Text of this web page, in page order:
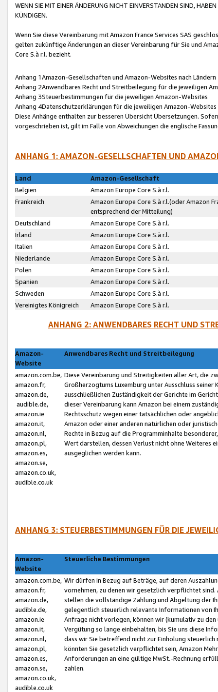
WENN SIE MIT EINER ÄNDERUNG NICHT EINVERSTANDEN SIND,
KÜNDIGEN.
Wenn Sie diese Vereinbarung mit Amazon France Services SAS
gelten zukünftige Änderungen an dieser Vereinbarung für Sie und
Core S.à r.l. bezieht.
Anhang 1Amazon-Gesellschaften und Amazon-Websites nach Ländern
Anhang 2Anwendbares Recht und Streitbeilegung für die jeweiligen
Anhang 3Steuerbestimmungen für die jeweiligen Amazon-Websites
Anhang 4Datenschutzerklärungen für die jeweiligen Amazon-Websites
Diese Anhänge enthalten zur besseren Übersicht Übersetzungen.
vorgeschrieben ist, gilt im Falle von Abweichungen die englische
ANHANG 1: AMAZON-GESELLSCHAFTEN UND
Land
Amazon-Gesellschaft
Belgien
Amazon Europe Core S.à r.l.
Frankreich
Amazon Europe Core S.à r.l.(oder Amazon
entsprechend der Mitteilung)
Deutschland
Amazon Europe Core S.à r.l.
Irland
Amazon Europe Core S.à r.l.
Italien
Amazon Europe Core S.à r.l.
Niederlande
Amazon Europe Core S.à r.l.
Polen
Amazon Europe Core S.à r.l.
Spanien
Amazon Europe Core S.à r.l.
Schweden
Amazon Europe Core S.à r.l.
Vereinigtes Königreich
Amazon Europe Core S.à r.l.
ANHANG 2: ANWENDBARES RECHT UND
Amazon-
Website
Anwendbares Recht und Streitbeilegung
amazon.com.be,
amazon.fr,
amazon.de,
audible.de,
amazon.ie
amazon.it,
amazon.nl,
amazon.pl,
amazon.es,
amazon.se,
amazon.co.uk,
audible.co.uk
Diese Vereinbarung und Streitigkeiten aller Art, die
Großherzogtums Luxemburg unter Ausschluss
ausschließlichen Zuständigkeit der Gerichte im
dieser Vereinbarung kann Amazon bei einem
Rechtsschutz wegen einer tatsächlichen oder
Amazon oder einer anderen natürlichen oder
Rechte in Bezug auf die Programminhalte
Wert darstellen, dessen Verlust nicht ohne Weiteres
ausgeglichen werden kann.
ANHANG 3: STEUERBESTIMMUNGEN FÜR DIE
Amazon-
Website
Steuerliche Bestimmungen
amazon.com.be,
amazon.fr,
amazon.de,
audible.de,
amazon.ie
amazon.it,
amazon.nl,
amazon.pl,
amazon.es,
amazon.se,
amazon.co.uk,
audible.co.uk
Wir dürfen in Bezug auf Beträge, auf deren
vornehmen, zu denen wir gesetzlich verpflichtet
stellen die vollständige Zahlung und Abgeltung der
gelegentlich steuerlich relevante Informationen von
Anfrage nicht vorlegen, können wir (kumulativ zu
Vergütung so lange einbehalten, bis Sie uns diese
dass wir Sie betreffend nicht zur Einholung
könnten Sie gesetzlich verpflichtet sein, Amazon
Anforderungen an eine gültige MwSt.-Rechnung
zahlen.